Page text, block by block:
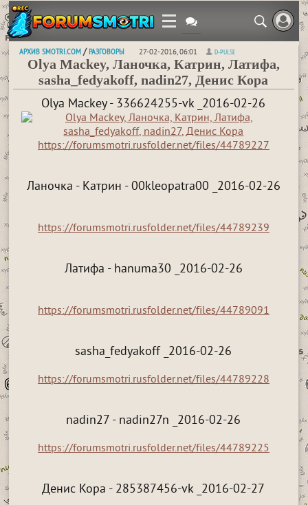
АРХИВ SMOTRI.COM /РАЗГОВОРЫ 27-02-2016, 06:01 D-PULSE
Olya Mackey, Ланочка, Катрин, Латифа,
sasha_fedyakoff, nadin27, Денис Кора
Olya Mackey - 336624255-vk _2016-02-26
https://forumsmotri.rusfolder.net/files/44789227
Ланочка - Катрин - 00kleopatra00 _2016-02-26
https://forumsmotri.rusfolder.net/files/44789239
Латифа - hanuma30 _2016-02-26
https://forumsmotri.rusfolder.net/files/44789091
sasha_fedyakoff _2016-02-26
https://forumsmotri.rusfolder.net/files/44789228
nadin27 - nadin27n _2016-02-26
https://forumsmotri.rusfolder.net/files/44789225
Денис Кора - 285387456-vk _2016-02-27